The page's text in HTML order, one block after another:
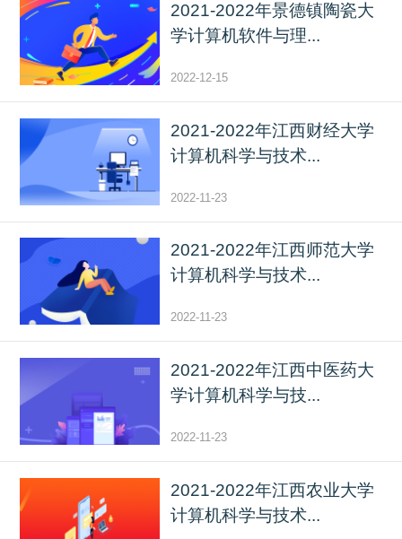
2021-2022年景德镇陶瓷大
学计算机软件与理...
2022-12-15
2021-2022年江西财经大学
计算机科学与技术...
2022-11-23
2021-2022年江西师范大学
计算机科学与技术...
2022-11-23
2021-2022年江西中医药大
学计算机科学与技...
2022-11-23
2021-2022年江西农业大学
计算机科学与技术...